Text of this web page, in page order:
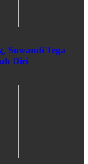
Suwandi Tega
Diri